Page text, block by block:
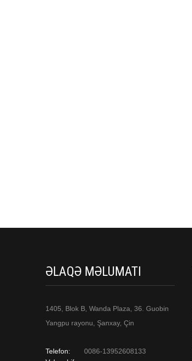
ƏLAQƏ MƏLUMATI
1405, Blok B, Wanda Plaza, 36. Guobin
Yangpu rayonu, Şanxay, Çin
Telefon:
0086-13952608133